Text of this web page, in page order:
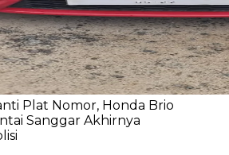
Plat Nomor, Honda Brio
Sanggar Akhirnya